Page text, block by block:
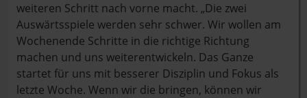
weiteren Schritt nach vorne macht. „Die zwei
Auswärtsspiele werden sehr schwer. Wir wollen am
Wochenende Schritte in die richtige Richtung
machen und uns weiterentwickeln. Das Ganze
startet für uns mit besserer Disziplin und Fokus als
letzte Woche. Wenn wir die bringen, können wir